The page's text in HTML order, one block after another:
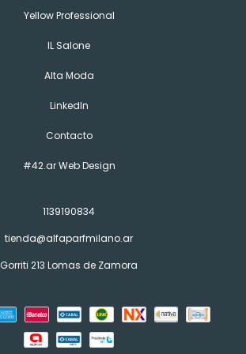
Yellow Professional
IL Salone
Alta Moda
LinkedIn
Contacto
#42.ar Web Design
1139190834
tienda@alfaparfmilano.ar
Gorriti 213 Lomas de Zamora